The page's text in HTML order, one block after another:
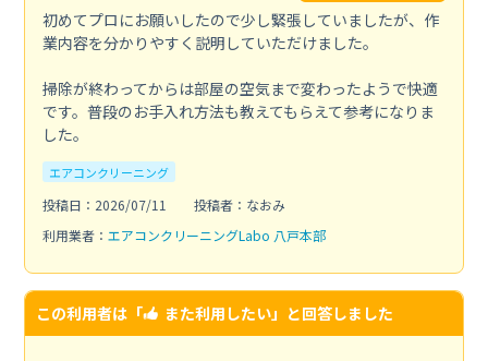
初めてプロにお願いしたので少し緊張していましたが、作
業内容を分かりやすく説明していただけました。
掃除が終わってからは部屋の空気まで変わったようで快適
です。普段のお手入れ方法も教えてもらえて参考になりま
した。
エアコンクリーニング
投稿日：2026/07/11
投稿者：なおみ
利用業者： エアコンクリーニングLabo 八戸本部
この利用者は「 また利用したい」と回答しました